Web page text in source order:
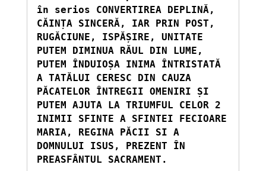
în serios CONVERTIREA DEPLINĂ,
CĂINȚA SINCERĂ, IAR PRIN POST,
RUGĂCIUNE, ISPĂȘIRE, UNITATE
PUTEM DIMINUA RĂUL DIN LUME,
PUTEM ÎNDUIOȘA INIMA ÎNTRISTATĂ
A TATĂLUI CERESC DIN CAUZA
PĂCATELOR ÎNTREGII OMENIRI ȘI
PUTEM AJUTA LA TRIUMFUL CELOR 2
INIMII SFINTE A SFINTEI FECIOARE
MARIA, REGINA PĂCII SI A
DOMNULUI ISUS, PREZENT ÎN
PREASFÂNTUL SACRAMENT.